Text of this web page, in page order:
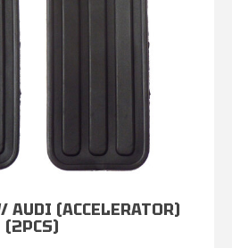
AUDI (ACCELERATOR)
(2PCS)